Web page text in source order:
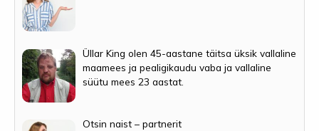
Üllar King olen 45-aastane täitsa üksik vallaline
maamees ja pealigikaudu vaba ja vallaline
süütu mees 23 aastat.
Otsin naist – partnerit